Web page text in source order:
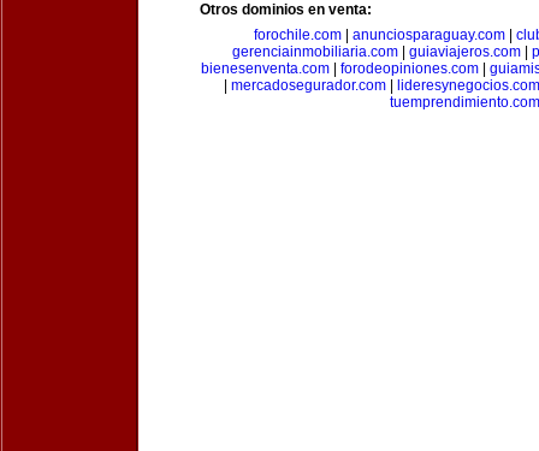
Otros dominios en venta:
forochile.com| anunciosparaguay.com|
gerenciainmobiliaria.com
guiaviajeros.com
bienesenventa.com
forodeopiniones.com
mercadosegurador.com
lideresynegocios.com
tuemprendimiento.com